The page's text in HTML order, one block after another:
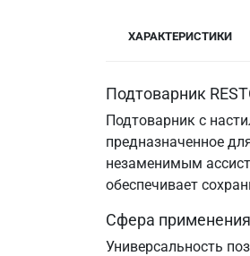
ХАРАКТЕРИСТИКИ
Подтоварник
Подтоварник с
предназначенное
незаменимым
обеспечивает
Сфера
Универсальность